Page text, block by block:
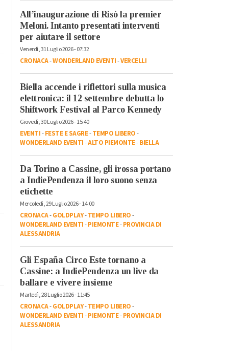
All’inaugurazione di Risò la premier
Meloni. Intanto presentati interventi
per aiutare il settore
Venerdì, 31 Luglio 2026 - 07:32
CRONACA-WONDERLAND EVENTI-VERCELLI
Biella accende i riflettori sulla musica
elettronica: il 12 settembre debutta lo
Shiftwork Festival al Parco Kennedy
Giovedì, 30 Luglio 2026 - 15:40
EVENTI-FESTE E SAGRE-TEMPO LIBERO-
WONDERLAND EVENTI-ALTO PIEMONTE-BIELLA
Da Torino a Cassine, gli irossa portano
a IndiePendenza il loro suono senza
etichette
Mercoledì, 29 Luglio 2026 - 14:00
CRONACA-GOLDPLAY-TEMPO LIBERO-
WONDERLAND EVENTI-PIEMONTE-PROVINCIA DI
ALESSANDRIA
Gli España Circo Este tornano a
Cassine: a IndiePendenza un live da
ballare e vivere insieme
Martedì, 28 Luglio 2026 - 11:45
CRONACA-GOLDPLAY-TEMPO LIBERO-
WONDERLAND EVENTI-PIEMONTE-PROVINCIA DI
ALESSANDRIA